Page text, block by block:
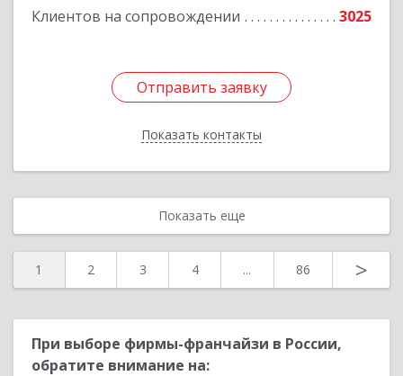
Клиентов на сопровождении 3025
Отправить заявку
Показать контакты
Подробнее
Отправить заявку
Назад
Показать еще
1 2 3 4 ... 86 >
При выборе фирмы-франчайзи в России,
обратите внимание на: